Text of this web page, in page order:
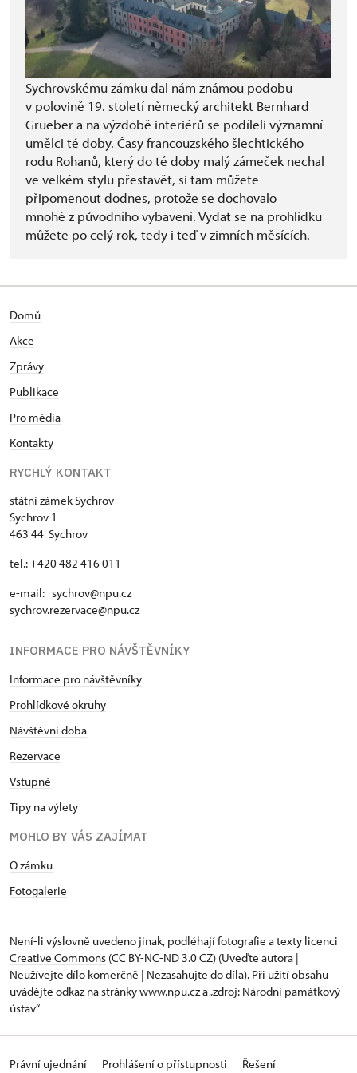
Sychrovskému zámku dal nám známou podobu
v polovině 19. století německý architekt Bernhard
Grueber a na výzdobě interiérů se podíleli významní
umělci té doby. Časy francouzského šlechtického
rodu Rohanů, který do té doby malý zámeček nechal
ve velkém stylu přestavět, si tam můžete
připomenout dodnes, protože se dochovalo
mnohé z původního vybavení. Vydat se na prohlídku
můžete po celý rok, tedy i teď v zimních měsících.
Domů
Akce
Zprávy
Publikace
Pro média
Kontakty
RYCHLÝ KONTAKT
státní zámek Sychrov
Sychrov 1
463 44 Sychrov
tel.: +420 482 416 011
e-mail: sychrov@npu.cz
sychrov.rezervace@npu.cz
INFORMACE PRO NÁVŠTĚVNÍKY
Informace pro návštěvníky
Prohlídkové okruhy
Návštěvní doba
Rezervace
Vstupné
Tipy na výlety
MOHLO BY VÁS ZAJÍMAT
O zámku
Fotogalerie
Není-li výslovně uvedeno jinak, podléhají fotografie a texty licenci
Creative Commons (CC BY-NC-ND 3.0 CZ) (Uveďte autora |
Neužívejte dílo komerčně | Nezasahujte do díla). Při užití obsahu
uvádějte odkaz na stránky www.npu.cz a „zdroj: Národní památkový
ústav“
Právní ujednání Prohlášení o přístupnosti Řešení